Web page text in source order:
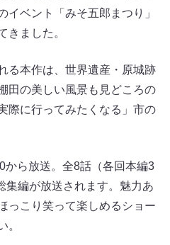
イベント「みそ五郎まつり」
きました。
る本作は、世界遺産・原城跡
田の美しい風景も見どころの
際に行ってみたくなる」市の
から放送。全8話（各回本編3
集編が放送されます。魅力あ
っこり笑って楽しめるショー
。